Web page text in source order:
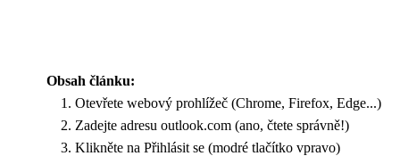
Obsah článku:
Otevřete webový prohlížeč (Chrome, Firefox, Edge...)
Zadejte adresu outlook.com (ano, čtete správně!)
Klikněte na Přihlásit se (modré tlačítko vpravo)